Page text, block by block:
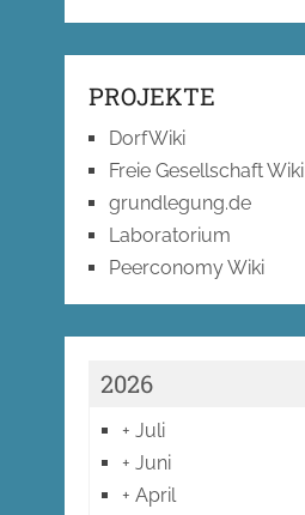
PROJEKTE
DorfWiki
Freie Gesellschaft Wiki
grundlegung.de
Laboratorium
Peerconomy Wiki
2026
+ Juli
+ Juni
+ April